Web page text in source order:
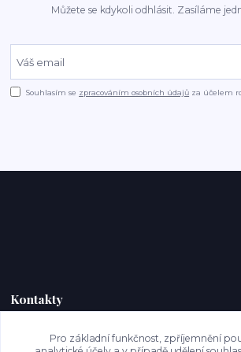
Můžete se kdykoli odhlásit. Zasíláme
Souhlasím se zpracováním osobních údajů za účelem
Kontakty
Pro základní funkčnost, zpříjemnění